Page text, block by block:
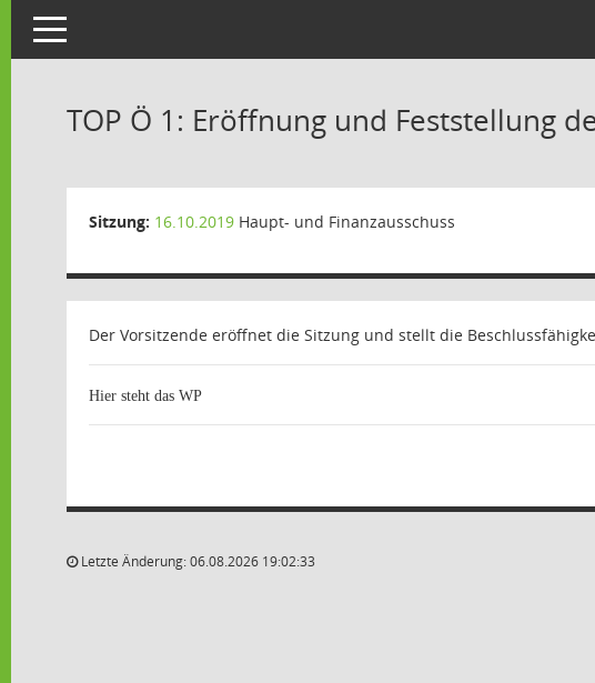
Toggle navigation
TOP Ö 1: Eröffnung und Feststellung
Sitzung: 16.10.2019 Haupt- und Finanzausschuss
Der Vorsitzende eröffnet die Sitzung und stellt die
Hier steht das WP
Letzte Änderung: 06.08.2026 19:02:33